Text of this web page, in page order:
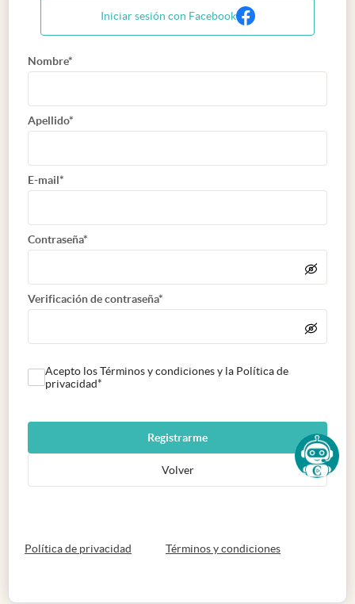
Iniciar sesión con Facebook
Nombre*
Apellido*
E-mail*
Contraseña*
Verificación de contraseña*
Acepto los Términos y condiciones y la Política de
privacidad*
Registrarme
Volver
Política de privacidad abre en nueva pestaña
Términos y condicionesabre en nueva